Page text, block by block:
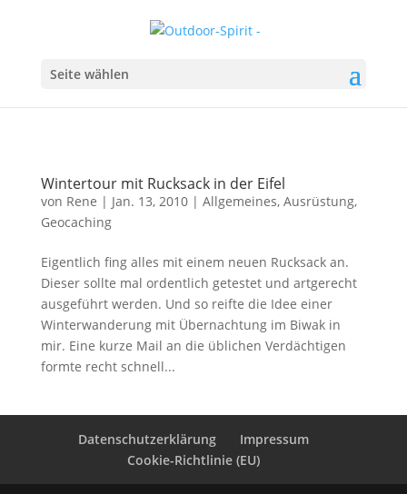
Seite wählen
Wintertour mit Rucksack in der Eifel
von Rene | Jan. 13, 2010| Allgemeines, Ausrüstung,
Geocaching
Eigentlich fing alles mit einem neuen Rucksack an.
Dieser sollte mal ordentlich getestet und artgerecht
ausgeführt werden. Und so reifte die Idee einer
Winterwanderung mit Übernachtung im Biwak in
mir. Eine kurze Mail an die üblichen Verdächtigen
formte recht schnell...
Datenschutzerklärung
Impressum
Cookie-Richtlinie (EU)